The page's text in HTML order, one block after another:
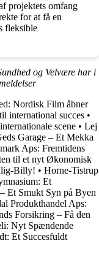
projektets omfang
for at få en
fleksible
og Velvære har i
Nordisk Film åbner
international succes •
scene • Lej
Garage – Et Mekka
Aps: Fremtidens
til et nyt Økonomisk
Billy! • Horne-Tistrup
Et
Et Smukt Syn på Byen
Produkthandel Aps:
Forsikring – Få den
Nyt Spændende
Et Succesfuldt